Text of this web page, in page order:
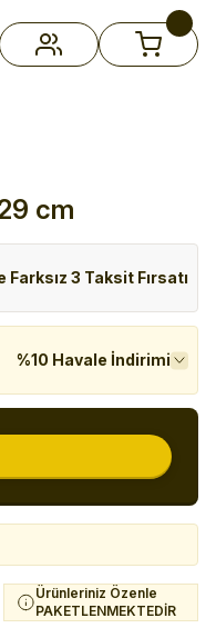
cm
Farksız 3 Taksit Fırsatı
%10 Havale İndirimi
Ürünleriniz Özenle
PAKETLENMEKTEDİR